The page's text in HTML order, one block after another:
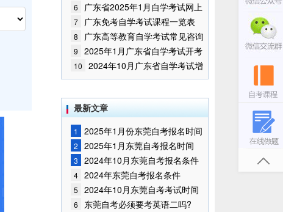
6
广东省2025年1月自学考试网上
报名报考须知
7 广东免考自学考试课程一览表
8
广东高等教育自学考试常见咨询
问题
9
2025年1月广东省自学考试开考
课程考试时间安排和使用教材的通
知
10
2024年10月广东省自学考试增
加一门开考课程的通告
最新文章
1
2025年1月份东莞自考报名时间
已公布!
2 2025年1月东莞自考报名时间
3
2024年10月东莞自考报名条件
已公布!
4 2024年东莞自考报名条件
5
2024年10月东莞自考考试时间
是什么?
6 东莞自考必须要考英语二吗?